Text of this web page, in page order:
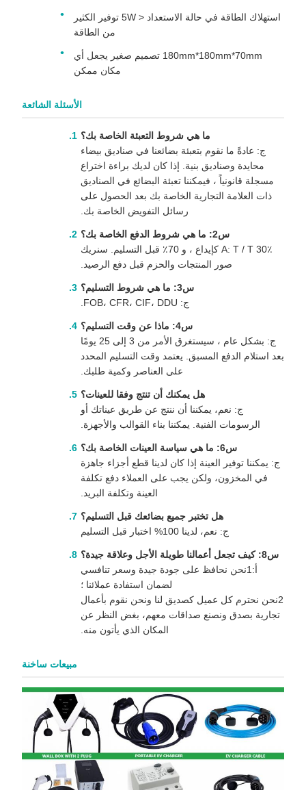
استهلاك الطاقة في حالة الاستعداد < 5W توفير الكثير
من الطاقة
180mm*180mm*70mm تصميم صغير يجعل أي
مكان ممكن
الأسئلة الشائعة
ما هي شروط التعبئة الخاصة بك؟
ج: عادةً ما نقوم بتعبئة بضائعنا في صناديق بيضاء
محايدة وصناديق بنية. إذا كان لديك براءة اختراع
مسجلة قانونياً ، فيمكننا تعبئة البضائع في الصناديق
ذات العلامة التجارية الخاصة بك بعد الحصول على
رسائل التفويض الخاصة بك.
س2: ما هي شروط الدفع الخاصة بك؟
A: T / T 30٪ كإيداع ، و 70٪ قبل التسليم. سنريك
صور المنتجات والحزم قبل دفع الرصيد.
س3: ما هي شروط التسليم؟
ج: FOB، CFR، CIF، DDU.
س4: ماذا عن وقت التسليم؟
ج: بشكل عام ، سيستغرق الأمر من 3 إلى 25 يومًا
بعد استلام الدفع المسبق. يعتمد وقت التسليم المحدد
على العناصر وكمية طلبك.
هل يمكنك أن تنتج وفقا للعينات؟
ج: نعم، يمكننا أن ننتج عن طريق عيناتك أو
الرسومات الفنية. يمكننا بناء القوالب والأجهزة.
س6: ما هي سياسة العينات الخاصة بك؟
ج: يمكننا توفير العينة إذا كان لدينا قطع أجزاء جاهزة
في المخزون، ولكن يجب على العملاء دفع تكلفة
العينة وتكلفة البريد.
هل تختبر جميع بضائعك قبل التسليم؟
ج: نعم، لدينا 100% اختبار قبل التسليم
س8: كيف تجعل أعمالنا طويلة الأجل وعلاقة جيدة؟
أ:1نحن نحافظ على جودة جيدة وسعر تنافسي
لضمان استفادة عملائنا ؛
2نحن نحترم كل عميل كصديق لنا ونحن نقوم بأعمال
تجارية بصدق ونصنع صداقات معهم، بغض النظر عن
المكان الذي يأتون منه.
مبيعات ساخنة